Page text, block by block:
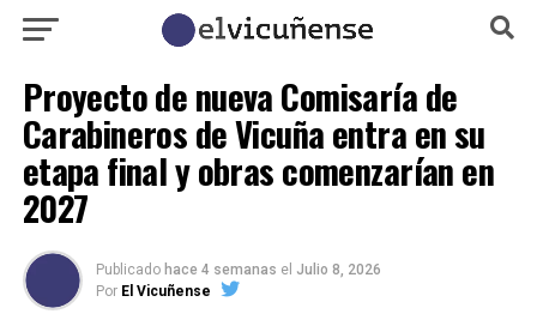
Proyecto de nueva Comisaría de
Carabineros de Vicuña entra en su
etapa final y obras comenzarían en
2027
Publicado hace 4 semanas el Julio 8, 2026
Por El Vicuñense